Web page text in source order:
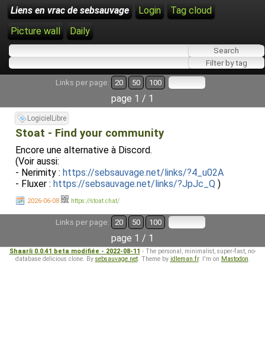
Liens en vrac de sebsauvage Login
Tag cloud
Picture wall
Daily
Links per page: 20 50 100
page 1 / 1
LogicielLibre
Stoat - Find your community
Encore une alternative à Discord.
(Voir aussi:
- Nerimity : https://sebsauvage.net/links/?4_u02A
- Fluxer : https://sebsauvage.net/links/?JpJc_Q )
2026-06-08 https://stoat.chat/
Links per page: 20 50 100
page 1 / 1
Shaarli 0.0.41 beta modifiée - 2022-08-11 - The personal, minimalist, super-fast, no-
database delicious clone. By sebsauvage.net. Theme by idleman.fr. I'm on Mastodon.